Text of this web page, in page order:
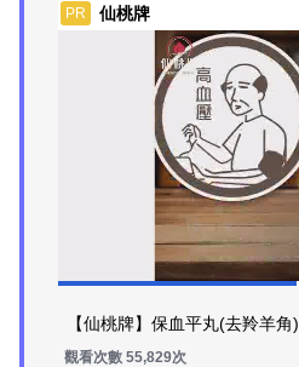
PR 仙桃牌
【仙桃牌】保血平丸(去羚羊角)
觀看次數 55,829次